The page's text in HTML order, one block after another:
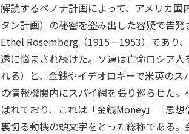
解読するべノナ計画によって、アメリカ
タン計画）の秘密を盗み出した容疑で告
Ethel Rosemberg（1915―1953）であり
透に悩まされ続けた。ソ連は亡命ロシア
れる）と、金銭やイデオロギーで米英の
の情報機関内にスパイ網を張り巡らせた
ばれており、これは「金銭Money」「思
裏切る動機の頭文字をとった総称である